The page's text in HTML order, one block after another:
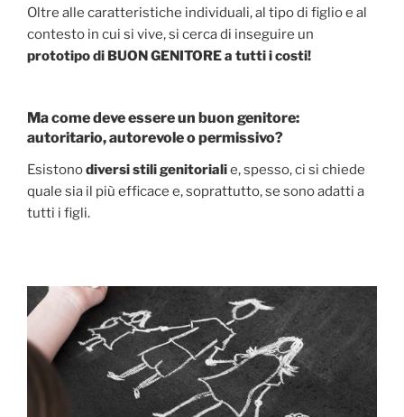
Oltre alle caratteristiche individuali, al tipo di figlio e al
contesto in cui si vive, si cerca di inseguire un
prototipo di BUON GENITORE a tutti i costi!
Ma come deve essere un buon genitore:
autoritario, autorevole o permissivo?
Esistonodiversi stili genitorialie, spesso, ci si chiede
quale sia il più efficace e, soprattutto, se sono adatti a
tutti i figli.